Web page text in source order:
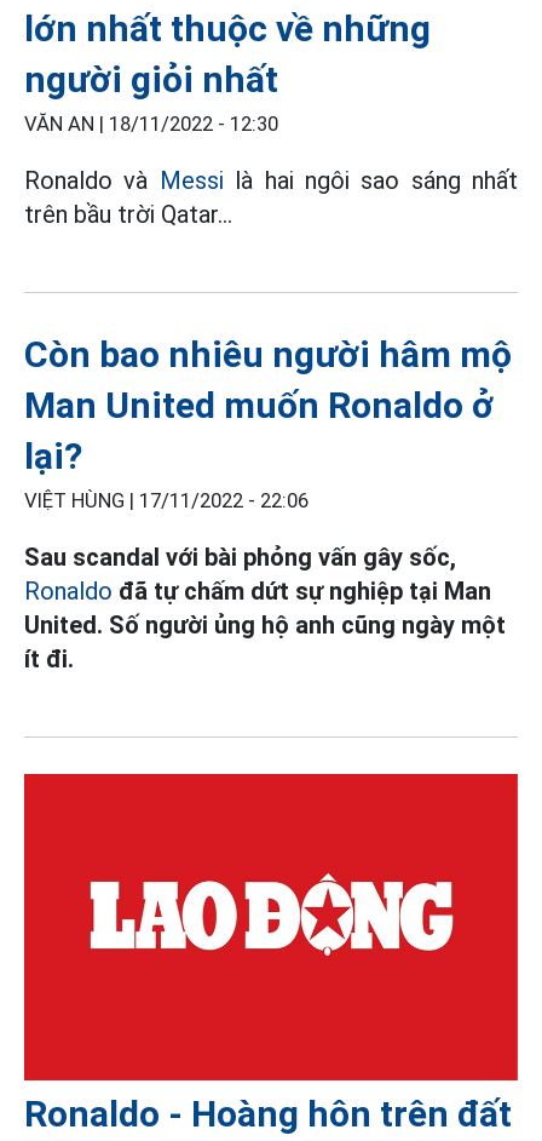
lớn nhất thuộc về những
người giỏi nhất
VĂN AN | 18/11/2022 - 12:30
Ronaldo và Messi là hai ngôi sao sáng nhất
trên bầu trời Qatar...
Còn bao nhiêu người hâm mộ
Man United muốn Ronaldo ở
lại?
VIỆT HÙNG | 17/11/2022 - 22:06
Sau scandal với bài phỏng vấn gây sốc,
Ronaldo đã tự chấm dứt sự nghiệp tại Man
United. Số người ủng hộ anh cũng ngày một
ít đi.
Ronaldo - Hoàng hôn trên đất